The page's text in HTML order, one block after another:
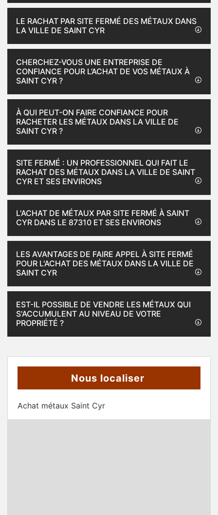
LE RACHAT PAR SITE FERMÉ DES MÉTAUX DANS
LA VILLE DE SAINT CYR
CHERCHEZ-VOUS UNE ENTREPRISE DE
CONFIANCE POUR L’ACHAT DE VOS MÉTAUX À
SAINT CYR ?
À QUI PEUT-ON FAIRE CONFIANCE POUR
RACHETER LES MÉTAUX DANS LA VILLE DE
SAINT CYR ?
SITE FERMÉ : UN PROFESSIONNEL QUI FAIT LE
RACHAT DES MÉTAUX DANS LA VILLE DE SAINT
CYR ET SES ENVIRONS
L'ACHAT DE MÉTAUX PAR SITE FERMÉ À SAINT
CYR DANS LE 87310 ET SES ENVIRONS
LES AVANTAGES DE FAIRE APPEL À SITE FERMÉ
POUR L'ACHAT DES MÉTAUX DANS LA VILLE DE
SAINT CYR
EST-IL POSSIBLE DE VENDRE LES MÉTAUX QUI
S'ACCUMULENT AU NIVEAU DE VOTRE
PROPRIÉTÉ ?
Nous localiser
Achat métaux Saint Cyr